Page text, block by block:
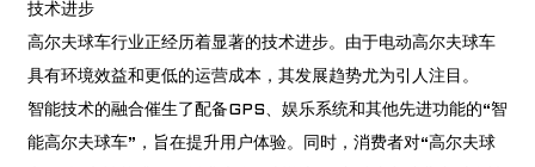
技术进步
高尔夫球车行业正经历着显著的技术进步。由于电动高尔夫球车
具有环境效益和更低的运营成本，其发展趋势尤为引人注目。
智能技术的融合催生了配备GPS、娱乐系统和其他先进功能的“智
能高尔夫球车”，旨在提升用户体验。同时，消费者对“高尔夫球